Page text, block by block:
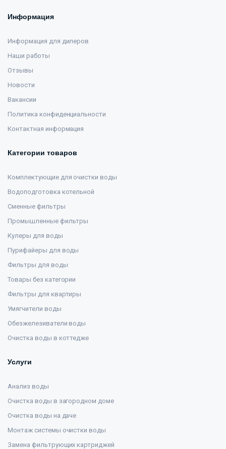
Информация
Информация для дилеров
Наши работы
Отзывы
Новости
Вакансии
Политика конфиденциальности
Контактная информация
Категории товаров
Комплектующие для очистки воды
Водоподготовка котельной
Сменные фильтры
Промышленные фильтры
Кулеры для воды
Пурифайеры для воды
Фильтры для воды
Товары без категории
Фильтры для квартиры
Умягчители воды
Обезжелезиватели воды
Очистка воды в коттедже
Услуги
Анализ воды
Очистка воды в загородном доме
Очистка воды на даче
Монтаж системы очистки воды
Замена фильтрующих картриджей